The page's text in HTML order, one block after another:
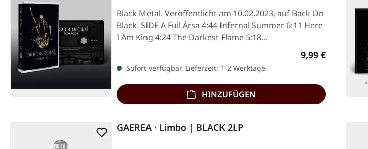
Black Metal. Veröffentlicht am 10.02.2023, auf Back On
Black. SIDE A Fuil Ársa 4:44 Infernal Summer 6:11 Here
I Am King 4:24 The Darkest Flame 5:18…
Regulärer Preis:
9,99 €
Sofort verfügbar, Lieferzeit: 1-2 Werktage
HINZUFÜGEN
GAEREA · Limbo | BLACK 2LP